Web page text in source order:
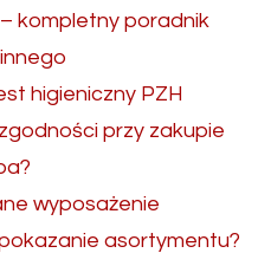
kompletny poradnik
higieniczny PZH
przy zakupie
wyposażenie
asortymentu?